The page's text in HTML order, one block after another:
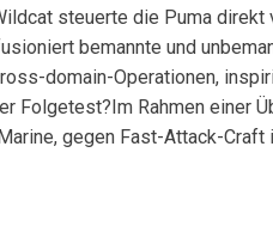
steuerte die Puma direkt
bemannte und
domain-Operationen,
Folgetest?Im Rahmen einer
gegen Fast-Attack-Craft